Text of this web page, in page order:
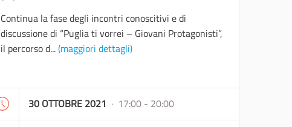
Continua la fase degli incontri conoscitivi e di
discussione di “Puglia ti vorrei – Giovani Protagonisti”,
il percorso d...(maggiori dettagli)
30 OTTOBRE 2021 · 17:00 - 20:00